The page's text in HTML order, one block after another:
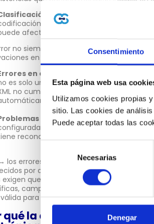
Consentimiento
Esta página web usa
Utilizamos cookies propias
sitio. Las cookies de
Puede aceptar todas las
consentimiento
Necesarias
Denegar
incorrecta de productos o
específica para bienes y
afectar reportes, cruces de
no siempre genera rechazo inmediato,
en procesos de fiscalización digital.
en el XML o estructura del
es solo un PDF visible. El documento
no cumple con el esquema técnico
con la firma digital→ una
invalida el documento. Sin
reconocimiento tributario.
los errores mencionados se basan en los
por distintas administraciones
exigen que las facturas electrónicas
campos obligatorios completos,
para que el comprobante tenga
qué la entidad tributaria